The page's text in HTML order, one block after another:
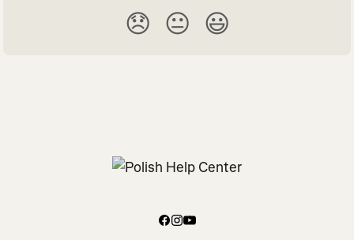
😞 😐 😃